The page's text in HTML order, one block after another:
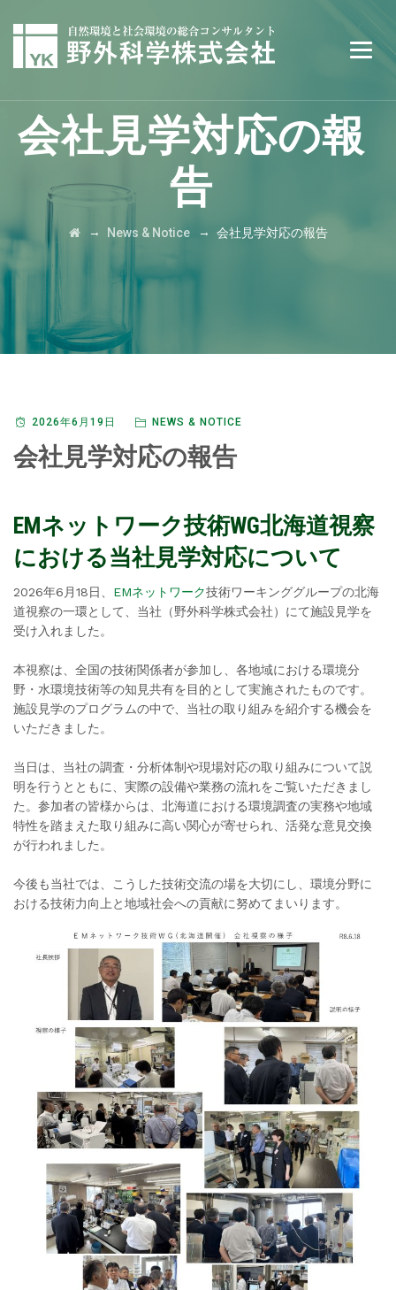
会社見学対応の報
告
→ News & Notice→ 会社見学対応の報告
2026年6月19日 NEWS & NOTICE
会社見学対応の報告
EMネットワーク技術WG北海道視察
における当社見学対応について
2026年6月18日、 EMネットワーク技術ワーキンググループの北海
道視察の一環として、当社（野外科学株式会社）にて施設見学を
受け入れました。
本視察は、全国の技術関係者が参加し、各地域における環境分
野・水環境技術等の知見共有を目的として実施されたものです。
施設見学のプログラムの中で、当社の取り組みを紹介する機会を
いただきました。
当日は、当社の調査・分析体制や現場対応の取り組みについて説
明を行うとともに、実際の設備や業務の流れをご覧いただきまし
た。参加者の皆様からは、北海道における環境調査の実務や地域
特性を踏まえた取り組みに高い関心が寄せられ、活発な意見交換
が行われました。
今後も当社では、こうした技術交流の場を大切にし、環境分野に
おける技術力向上と地域社会への貢献に努めてまいります。